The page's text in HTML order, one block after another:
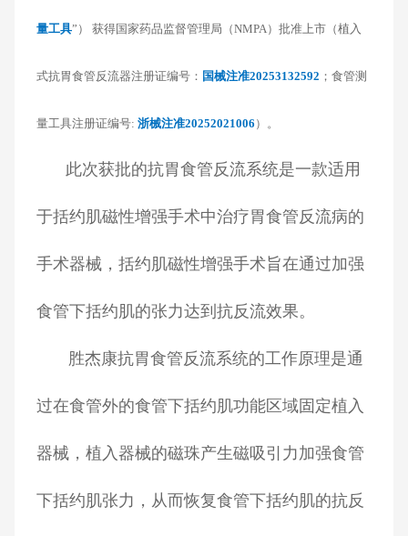
量工具”） 获得国家药品监督管理局（NMPA）批准上市（植入
式抗胃食管反流器注册证编号： 国械注准20253132592 ；食管测
量工具注册证编号: 浙械注准20252021006 ）。
此次获批的抗胃食管反流系统是一款适用
于括约肌磁性增强手术中治疗胃食管反流病的
手术器械，括约肌磁性增强手术旨在通过加强
食管下括约肌的张力达到抗反流效果。
胜杰康抗胃食管反流系统的工作原理是通
过在食管外的食管下括约肌功能区域固定植入
器械，植入器械的磁珠产生磁吸引力加强食管
下括约肌张力，从而恢复食管下括约肌的抗反